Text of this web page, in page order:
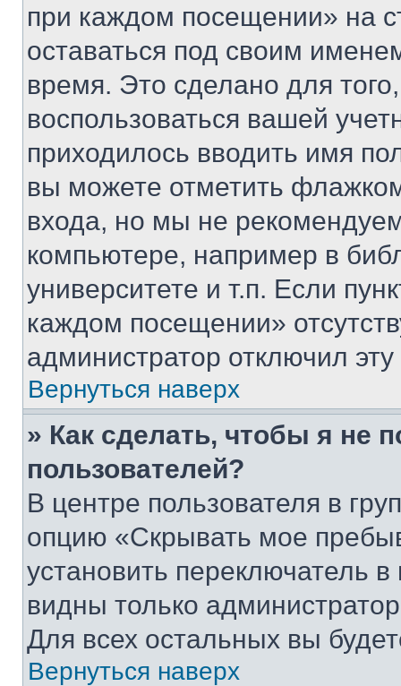
при каждом посещении» на
оставаться под своим
время. Это сделано для
воспользоваться вашей
приходилось вводить имя
вы можете отметить
входа, но мы не
компьютере, например в
университете и т.п. Если
каждом посещении»
администратор отключил
Вернуться наверх
» Как сделать, чтобы я не
пользователей?
В центре пользователя в
опцию «Скрывать мое
установить переключатель
видны только
Для всех остальных вы
Вернуться наверх